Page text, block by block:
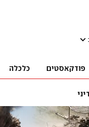
פודקאסטים כלכלה